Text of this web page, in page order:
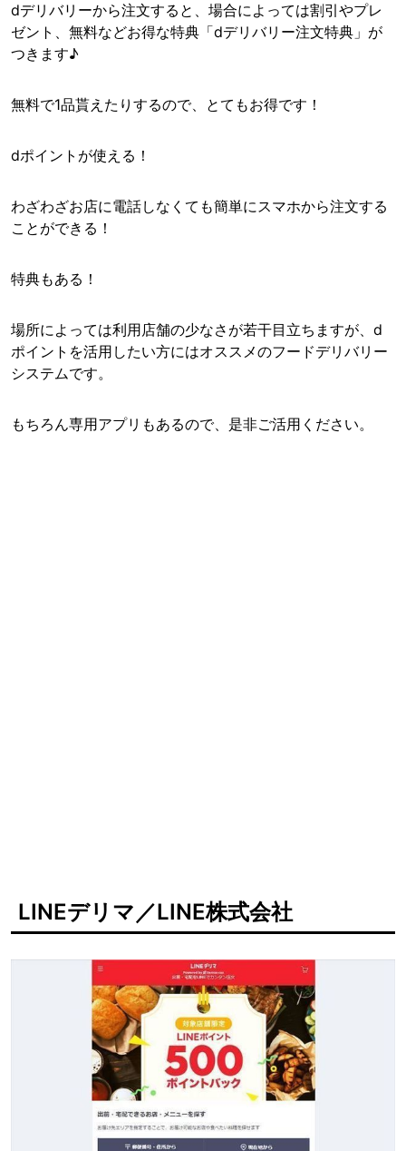
dデリバリーから注文すると、場合によっては割引やプレ
ゼント、無料などお得な特典「dデリバリー注文特典」が
つきます♪
無料で1品貰えたりするので、とてもお得です！
dポイントが使える！
わざわざお店に電話しなくても簡単にスマホから注文する
ことができる！
特典もある！
場所によっては利用店舗の少なさが若干目立ちますが、d
ポイントを活用したい方にはオススメのフードデリバリー
システムです。
もちろん専用アプリもあるので、是非ご活用ください。
LINEデリマ／LINE株式会社